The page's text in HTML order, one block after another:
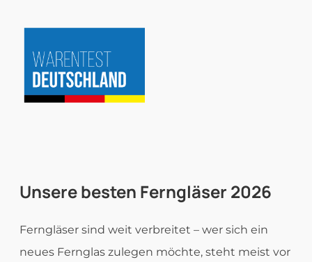
Inhalt
springen
Unsere besten Ferngläser 2026
Ferngläser sind weit verbreitet – wer sich ein
neues Fernglas zulegen möchte, steht meist vor